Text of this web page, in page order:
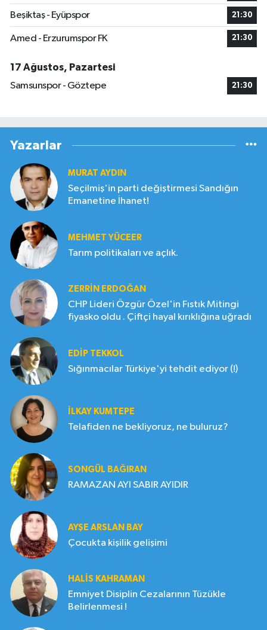
Beşiktaş - Eyüpspor 21:30
Amed - Erzurumspor FK 21:30
17 Ağustos, Pazartesi
Samsunspor - Göztepe
21:30
Yazarlar
MURAT AYDIN
Seçilmiş'in parti değiştirmesi Sandığın
Emanetine İhanet!
MEHMET YÜCEER
Tarım politikaları ve açlık.
ZERRIN ERDOĞAN
CHP Lideri Özgür Özel'in Fıstık Mitingi
fiyasko oldu . Çiftçi hayal kırıklığına uğradı
EDIP TEKKOL
Sığınmacılar Türkiye'yi tehdit ediyor (!)
İLKAY KUMTEPE
Telafiden ne bekliyoruz, ne buluruz?
SONGÜL BAĞIRAN
RAMAZAN AYI SABIR AYIDIR
AYŞE ARSLAN BAY
Çocukta kişilik gelişimi
HALIS KAHRAMAN
Emniyet Disiplin Cezalarının Tüzükle
Belirlenmesi !